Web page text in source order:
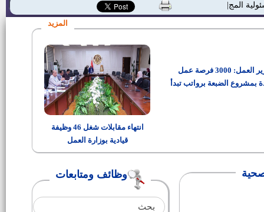
المجتمعية"
المزيد
وزير العمل: 3000 فرصة عمل
بمشروع الضبعة برواتب تبدأ
انتهاء مقابلات شغل 46 وظيفة
قيادية بوزارة العمل
وظائف ومتابعات